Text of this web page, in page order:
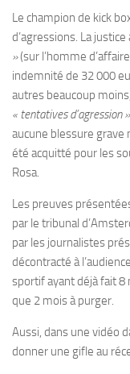
Le champion de kick
d’agressions. La
»(sur l’homme
indemnité de 32 000
autres beaucoup
« tentatives d’agression »
aucune blessure grave
été acquitté pour les
Rosa.
Les preuves
par le tribunal
par les journalistes
décontracté à
sportif ayant déjà fait
que 2 mois à purger.
Aussi, dans une vidéo
donner une gifle au